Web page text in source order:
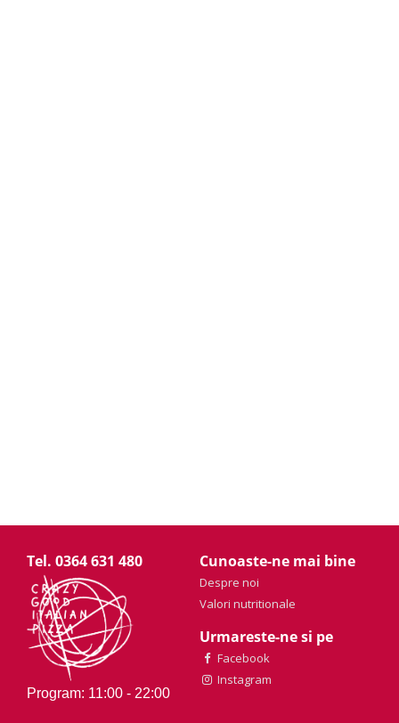
Tel. 0364 631 480
Program: 11:00 - 22:00
Cunoaste-ne mai bine
Despre noi
Valori nutritionale
Urmareste-ne si pe
Facebook
Instagram